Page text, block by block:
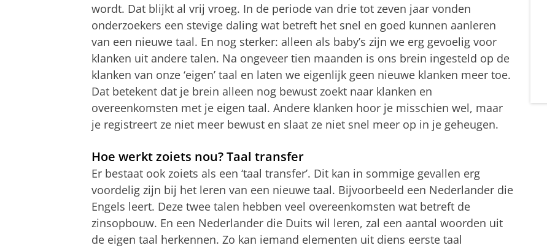
wordt. Dat blijkt al vrij vroeg. In de periode van drie tot zeven jaar vonden
onderzoekers een stevige daling wat betreft het snel en goed kunnen aanleren
van een nieuwe taal. En nog sterker: alleen als baby’s zijn we erg gevoelig voor
klanken uit andere talen. Na ongeveer tien maanden is ons brein ingesteld op de
klanken van onze ‘eigen’ taal en laten we eigenlijk geen nieuwe klanken meer toe.
Dat betekent dat je brein alleen nog bewust zoekt naar klanken en
overeenkomsten met je eigen taal. Andere klanken hoor je misschien wel, maar
je registreert ze niet meer bewust en slaat ze niet snel meer op in je geheugen.
Hoe werkt zoiets nou? Taal transfer
Er bestaat ook zoiets als een ‘taal transfer’. Dit kan in sommige gevallen erg
voordelig zijn bij het leren van een nieuwe taal. Bijvoorbeeld een Nederlander die
Engels leert. Deze twee talen hebben veel overeenkomsten wat betreft de
zinsopbouw. En een Nederlander die Duits wil leren, zal een aantal woorden uit
de eigen taal herkennen. Zo kan iemand elementen uit diens eerste taal